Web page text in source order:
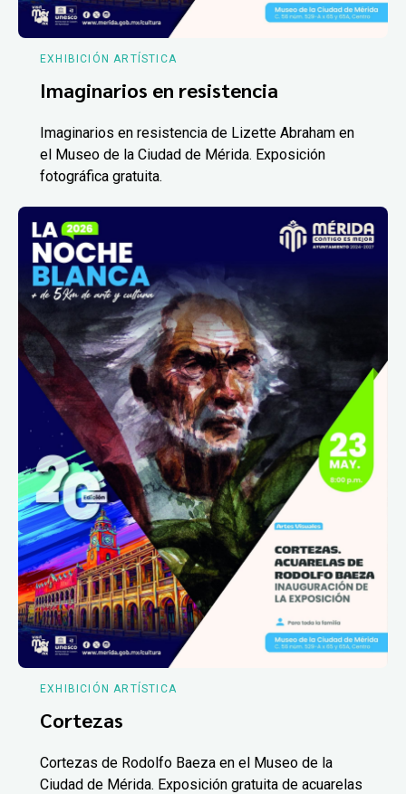
EXHIBICIÓN ARTÍSTICA
Imaginarios en resistencia
Imaginarios en resistencia de Lizette Abraham en
el Museo de la Ciudad de Mérida. Exposición
fotográfica gratuita.
EXHIBICIÓN ARTÍSTICA
Cortezas
Cortezas de Rodolfo Baeza en el Museo de la
Ciudad de Mérida. Exposición gratuita de acuarelas